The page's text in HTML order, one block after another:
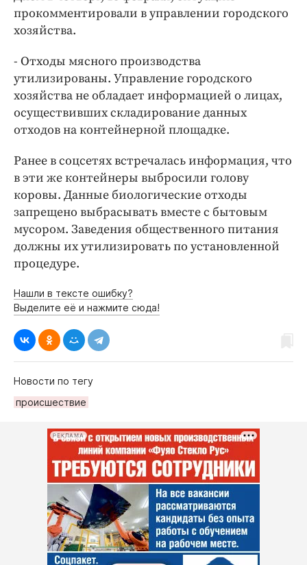
прокомментировали в управлении городского
хозяйства.
- Отходы мясного производства
утилизированы. Управление городского
хозяйства не обладает информацией о лицах,
осуществивших складирование данных
отходов на контейнерной площадке.
Ранее в соцсетях встречалась информация, что
в эти же контейнеры выбросили голову
коровы. Данные биологические отходы
запрещено выбрасывать вместе с бытовым
мусором. Заведения общественного питания
должны их утилизировать по установленной
процедуре.
Нашли в тексте ошибку?
Выделите её и нажмите сюда!
Новости по тегу
происшествие
РЕКЛАМА